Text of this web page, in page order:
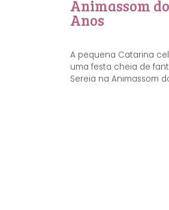
Animassom
Anos
A pequena Catarina
uma festa cheia de
Sereia na Animassom